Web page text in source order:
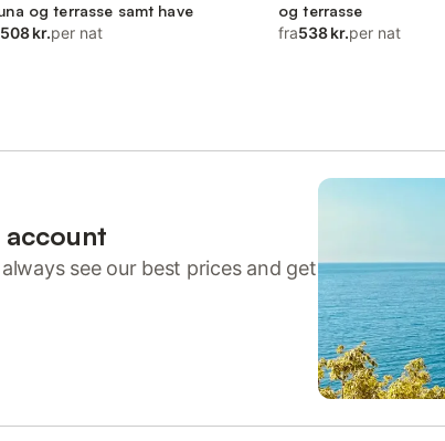
og terrasse samt have
508 kr.per nat
og terrasse
fra538 kr.per nat
account
see our best prices and get